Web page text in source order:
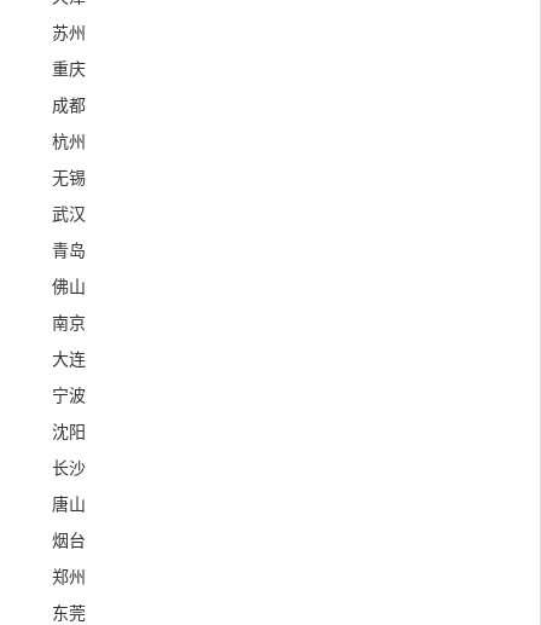
苏州
重庆
成都
杭州
无锡
武汉
青岛
佛山
南京
大连
宁波
沈阳
长沙
唐山
烟台
郑州
东莞